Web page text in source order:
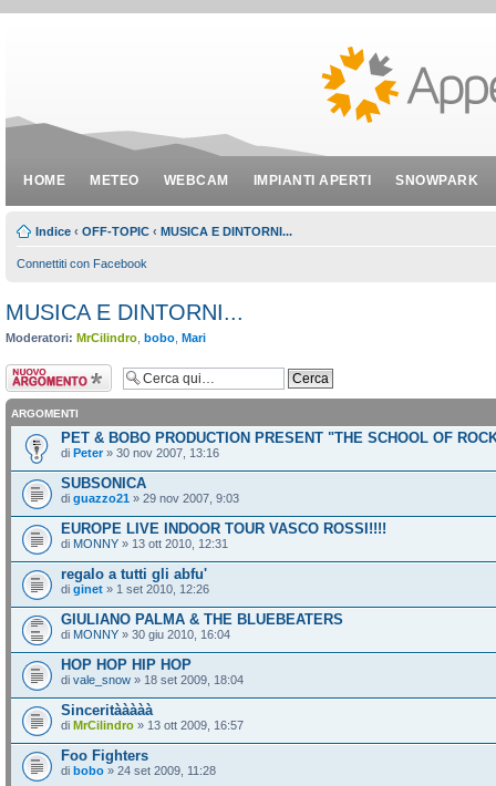
HOME METEO WEBCAM IMPIANTI APERTI SNOWPARK
Indice ‹ OFF-TOPIC ‹ MUSICA E DINTORNI...
Connettiti con Facebook
MUSICA E DINTORNI...
Moderatori: MrCilindro bobo Mari
Scrivi un nuovo
argomento
ARGOMENTI
PET & BOBO PRODUCTION PRESENT "THE SCHOOL OF
di Peter» 30 nov 2007, 13:16
SUBSONICA
di guazzo21 » 29 nov 2007, 9:03
EUROPE LIVE INDOOR TOUR VASCO ROSSI!!!!
di MONNY » 13 ott 2010, 12:31
regalo a tutti gli abfu'
di ginet » 1 set 2010, 12:26
GIULIANO PALMA & THE BLUEBEATERS
di MONNY » 30 giu 2010, 16:04
HOP HOP HIP HOP
di vale_snow » 18 set 2009, 18:04
Sinceritààààà
di MrCilindro » 13 ott 2009, 16:57
Foo Fighters
di bobo » 24 set 2009, 11:28